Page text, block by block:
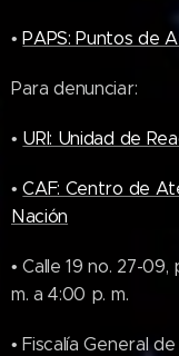
•PAPS: Puntos de
Para denunciar:
• URI: Unidad de
•CAF: Centro de
Nación
• Calle 19 no. 27-
m. a 4:00 p. m.
• Fiscalía General